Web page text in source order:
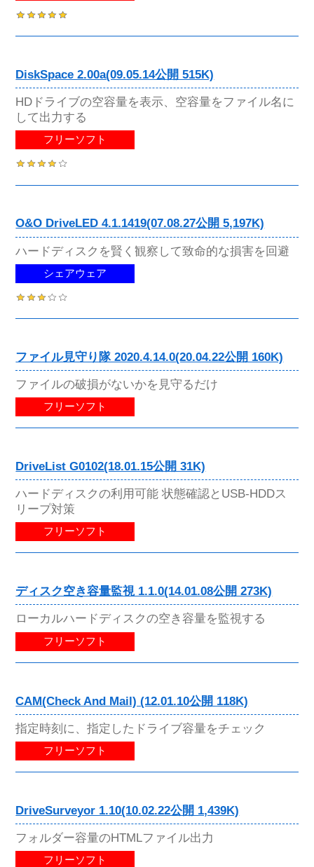
DiskSpace 2.00a(09.05.14公開 515K)
HDドライブの空容量を表示、空容量をファイル名に
して出力する
フリーソフト
O&O DriveLED 4.1.1419(07.08.27公開 5,197K)
ハードディスクを賢く観察して致命的な損害を回避
シェアウェア
ファイル見守り隊 2020.4.14.0(20.04.22公開 160K)
ファイルの破損がないかを見守るだけ
フリーソフト
DriveList G0102(18.01.15公開 31K)
ハードディスクの利用可能 状態確認とUSB-HDDス
リープ対策
フリーソフト
ディスク空き容量監視 1.1.0(14.01.08公開 273K)
ローカルハードディスクの空き容量を監視する
フリーソフト
CAM(Check And Mail) (12.01.10公開 118K)
指定時刻に、指定したドライブ容量をチェック
フリーソフト
DriveSurveyor 1.10(10.02.22公開 1,439K)
フォルダー容量のHTMLファイル出力
フリーソフト